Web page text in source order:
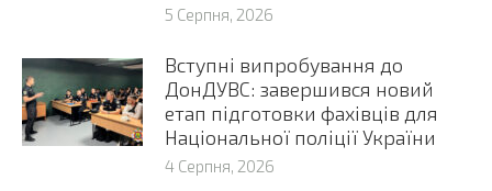
5 Серпня, 2026
Вступні випробування до
ДонДУВС: завершився новий
етап підготовки фахівців для
Національної поліції України
4 Серпня, 2026